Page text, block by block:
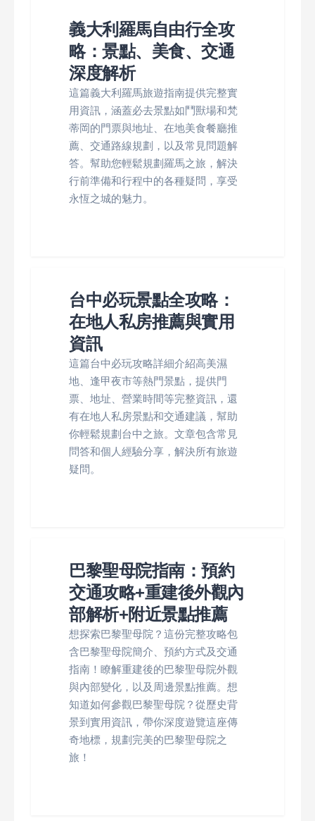
義大利羅馬自由行全攻
略：景點、美食、交通
深度解析
這篇義大利羅馬旅遊指南提供完整實
用資訊，涵蓋必去景點如鬥獸場和梵
蒂岡的門票與地址、在地美食餐廳推
薦、交通路線規劃，以及常見問題解
答。幫助您輕鬆規劃羅馬之旅，解決
行前準備和行程中的各種疑問，享受
永恆之城的魅力。
台中必玩景點全攻略：
在地人私房推薦與實用
資訊
這篇台中必玩攻略詳細介紹高美濕
地、逢甲夜市等熱門景點，提供門
票、地址、營業時間等完整資訊，還
有在地人私房景點和交通建議，幫助
你輕鬆規劃台中之旅。文章包含常見
問答和個人經驗分享，解決所有旅遊
疑問。
巴黎聖母院指南：預約
交通攻略+重建後外觀內
部解析+附近景點推薦
想探索巴黎聖母院？這份完整攻略包
含巴黎聖母院簡介、預約方式及交通
指南！瞭解重建後的巴黎聖母院外觀
與內部變化，以及周邊景點推薦。想
知道如何參觀巴黎聖母院？從歷史背
景到實用資訊，帶你深度遊覽這座傳
奇地標，規劃完美的巴黎聖母院之
旅！